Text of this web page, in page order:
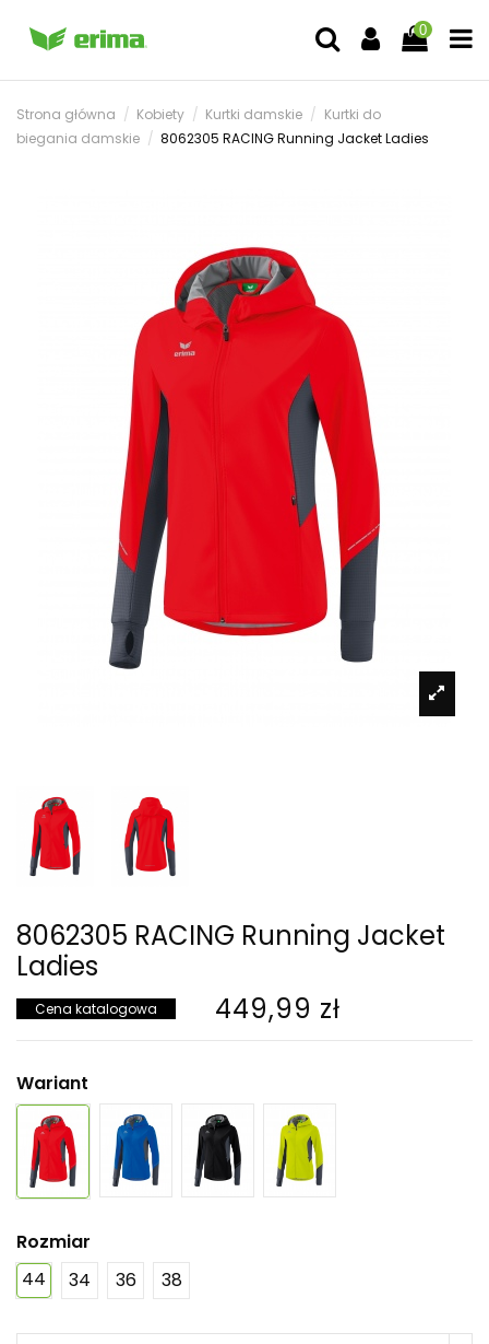
0
Strona główna Kobiety Kurtki damskie
Kurtki do
biegania damskie
8062305 RACING Running Jacket Ladies
8062305 RACING Running Jacket
Ladies
Cena katalogowa 449,99 zł
Wariant
Rozmiar
44
34 36 38